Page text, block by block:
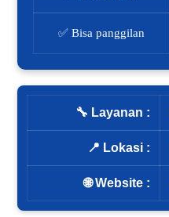
✅ Bisa panggilan
🔧 Layanan :
📍 Lokasi :
🌐 Website :